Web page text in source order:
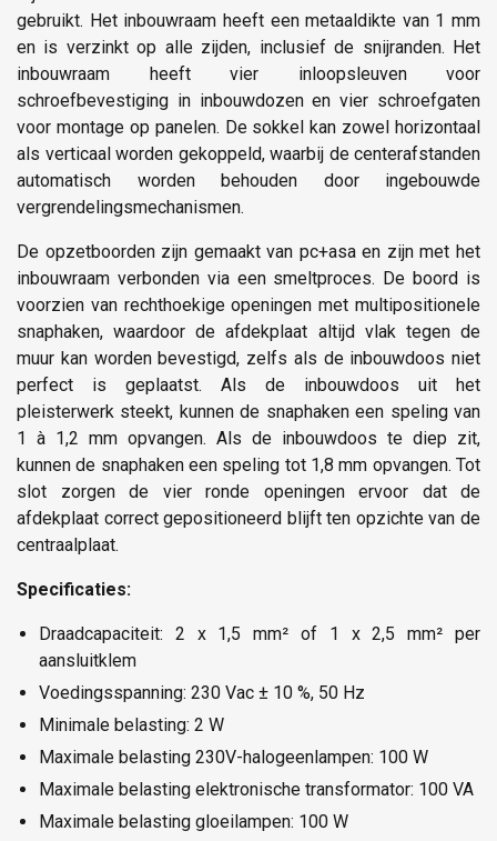
gebruikt. Het inbouwraam heeft een metaaldikte van 1 mm
en is verzinkt op alle zijden, inclusief de snijranden. Het
inbouwraam heeft vier inloopsleuven voor
schroefbevestiging in inbouwdozen en vier schroefgaten
voor montage op panelen. De sokkel kan zowel horizontaal
als verticaal worden gekoppeld, waarbij de centerafstanden
automatisch worden behouden door ingebouwde
vergrendelingsmechanismen.
De opzetboorden zijn gemaakt van pc+asa en zijn met het
inbouwraam verbonden via een smeltproces. De boord is
voorzien van rechthoekige openingen met multipositionele
snaphaken, waardoor de afdekplaat altijd vlak tegen de
muur kan worden bevestigd, zelfs als de inbouwdoos niet
perfect is geplaatst. Als de inbouwdoos uit het
pleisterwerk steekt, kunnen de snaphaken een speling van
1 à 1,2 mm opvangen. Als de inbouwdoos te diep zit,
kunnen de snaphaken een speling tot 1,8 mm opvangen. Tot
slot zorgen de vier ronde openingen ervoor dat de
afdekplaat correct gepositioneerd blijft ten opzichte van de
centraalplaat.
Specificaties:
Draadcapaciteit: 2 x 1,5 mm² of 1 x 2,5 mm² per
aansluitklem
Voedingsspanning: 230 Vac ± 10 %, 50 Hz
Minimale belasting: 2 W
Maximale belasting 230V-halogeenlampen: 100 W
Maximale belasting elektronische transformator: 100 VA
Maximale belasting gloeilampen: 100 W